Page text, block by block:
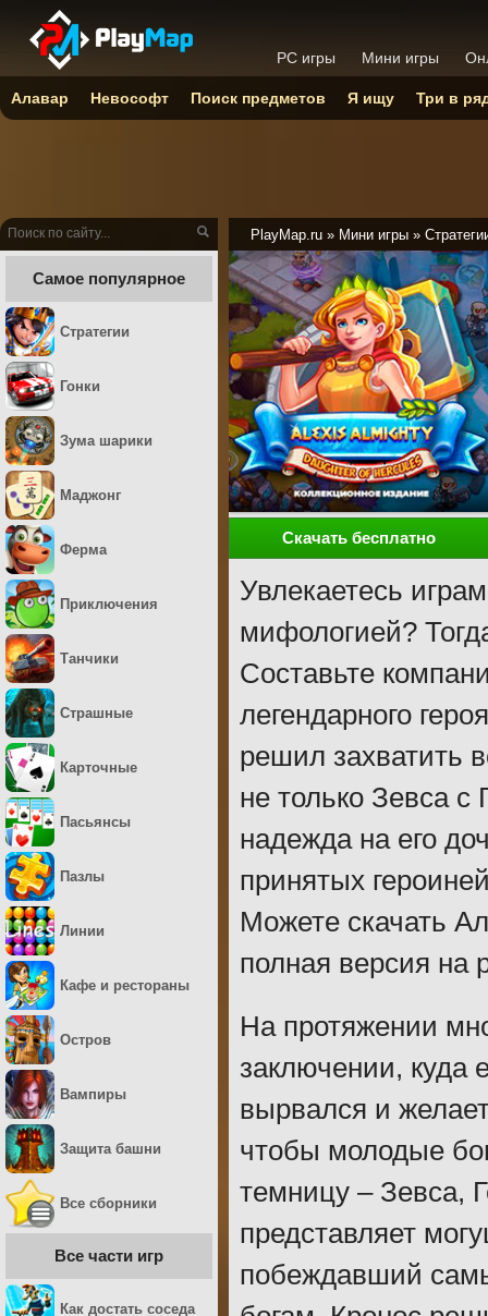
PlayMap.ru » Мини игры »
Скачать бесплатно
Увлекаетесь
мифологией?
Составьте
легендарного
решил захватить
не только Зевса с
надежда на его
принятых
Можете скачать
полная версия на
На протяжении
заключении, куда
вырвался и
чтобы молодые
темницу – Зевса,
представляет
побеждавший
Самое популярное
Стратегии
Гонки
Зума шарики
Маджонг
Ферма
Приключения
Танчики
Страшные
Карточные
Пасьянсы
Пазлы
Линии
Кафе и рестораны
Остров
Вампиры
Защита башни
Все сборники
Все части игр
Как достать соседа
PC игры Мини игры
Алавар Невософт Поиск предметов Я ищу Три в